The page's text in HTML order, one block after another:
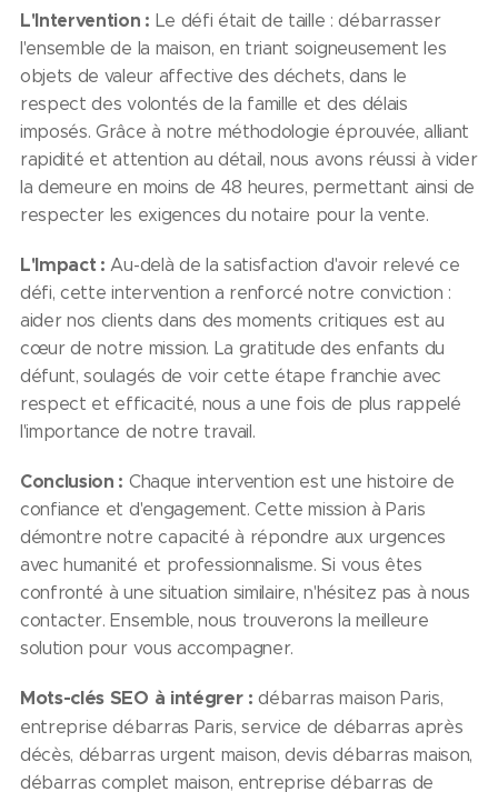
L'Intervention : Le défi était de taille : débarrasser
l'ensemble de la maison, en triant soigneusement les
objets de valeur affective des déchets, dans le
respect des volontés de la famille et des délais
imposés. Grâce à notre méthodologie éprouvée, alliant
rapidité et attention au détail, nous avons réussi à vider
la demeure en moins de 48 heures, permettant ainsi de
respecter les exigences du notaire pour la vente.
L'Impact : Au-delà de la satisfaction d'avoir relevé ce
défi, cette intervention a renforcé notre conviction :
aider nos clients dans des moments critiques est au
cœur de notre mission. La gratitude des enfants du
défunt, soulagés de voir cette étape franchie avec
respect et efficacité, nous a une fois de plus rappelé
l'importance de notre travail.
Conclusion : Chaque intervention est une histoire de
confiance et d'engagement. Cette mission à Paris
démontre notre capacité à répondre aux urgences
avec humanité et professionnalisme. Si vous êtes
confronté à une situation similaire, n'hésitez pas à nous
contacter. Ensemble, nous trouverons la meilleure
solution pour vous accompagner.
Mots-clés SEO à intégrer : débarras maison Paris,
entreprise débarras Paris, service de débarras après
décès, débarras urgent maison, devis débarras maison,
débarras complet maison, entreprise débarras de